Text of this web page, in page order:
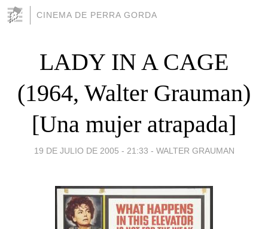
CINEMA DE PERRA GORDA
LADY IN A CAGE
(1964, Walter Grauman)
[Una mujer atrapada]
19 DE JULIO DE 2005 - 21:33 - WALTER GRAUMAN